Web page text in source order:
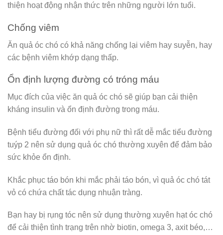
thiện hoạt động nhận thức trên những người lớn tuổi.
Chống viêm
Ăn quả óc chó có khả năng chống lại viêm hay suyễn, hay
các bệnh viêm khớp dạng thấp.
Ổn định lượng đường có tróng máu
Mục đích của việc ăn quả óc chó sẽ giúp bạn cải thiện
kháng insulin và ổn định đường trong máu.
Bệnh tiểu đường đối với phụ nữ thì rất dễ mắc tiểu đường
tuýp 2 nên sử dụng quả óc chó thường xuyên để đảm bảo
sức khỏe ổn định.
Khắc phục táo bón khi mắc phải táo bón, vì quả óc chó tát
vỏ có chứa chất tác dụng nhuận tràng.
Bạn hay bị rụng tóc nên sử dụng thường xuyên hạt óc chó
để cải thiện tình trạng trên nhờ biotin, omega 3, axit béo,…